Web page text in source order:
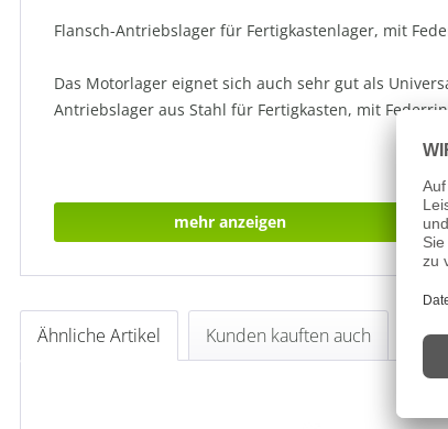
Flansch-Antriebslager für Fertigkastenlager, mit
Das Motorlager eignet sich auch sehr gut als
Antriebslager aus Stahl für Fertigkasten, mit
mehr anzeigen
Ähnliche Artikel Kunden kauften auch